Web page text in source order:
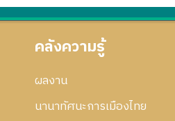
คลังความรู้
ผลงาน
นานาทัศนะการเมืองไทย